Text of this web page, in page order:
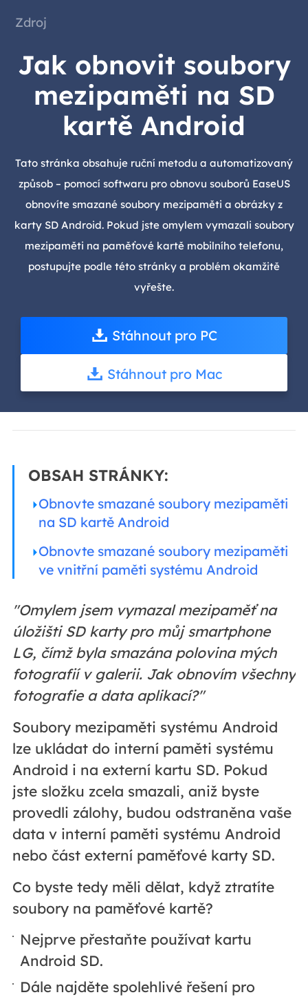
Zdroj
Jak obnovit soubory
mezipaměti na SD
kartě Android
Tato stránka obsahuje ruční metodu a automatizovaný
způsob – pomocí softwaru pro obnovu souborů EaseUS
obnovíte smazané soubory mezipaměti a obrázky z
karty SD Android. Pokud jste omylem vymazali soubory
mezipaměti na paměťové kartě mobilního telefonu,
postupujte podle této stránky a problém okamžitě
vyřešte.
Stáhnout pro PC
Stáhnout pro Mac
OBSAH STRÁNKY:
Obnovte smazané soubory mezipaměti
na SD kartě Android
Obnovte smazané soubory mezipaměti
ve vnitřní paměti systému Android
"Omylem jsem vymazal mezipaměť na
úložišti SD karty pro můj smartphone
LG, čímž byla smazána polovina mých
fotografií v galerii. Jak obnovím všechny
fotografie a data aplikací?"
Soubory mezipaměti systému Android
lze ukládat do interní paměti systému
Android i na externí kartu SD. Pokud
jste složku zcela smazali, aniž byste
provedli zálohy, budou odstraněna vaše
data v interní paměti systému Android
nebo část externí paměťové karty SD.
Co byste tedy měli dělat, když ztratíte
soubory na paměťové kartě?
Nejprve přestaňte používat kartu
Android SD.
Dále najděte spolehlivé řešení pro